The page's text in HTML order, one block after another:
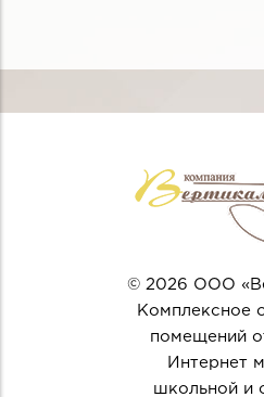
© 2026 ООО
Комплексное
помещений
Интернет
школьной и